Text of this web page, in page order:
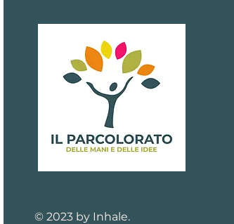
© 2023 by Inhale.